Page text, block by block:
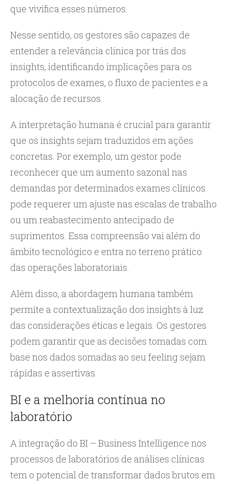
que vivifica esses números.
Nesse sentido, os gestores são capazes de
entender a relevância clínica por trás dos
insights, identificando implicações para os
protocolos de exames, o fluxo de pacientes e a
alocação de recursos.
A interpretação humana é crucial para garantir
que os insights sejam traduzidos em ações
concretas. Por exemplo, um gestor pode
reconhecer que um aumento sazonal nas
demandas por determinados exames clínicos
pode requerer um ajuste nas escalas de trabalho
ou um reabastecimento antecipado de
suprimentos. Essa compreensão vai além do
âmbito tecnológico e entra no terreno prático
das operações laboratoriais.
Além disso, a abordagem humana também
permite a contextualização dos insights à luz
das considerações éticas e legais. Os gestores
podem garantir que as decisões tomadas com
base nos dados somadas ao seu feeling sejam
rápidas e assertivas.
BI e a melhoria contínua no
laboratório
A integração do BI – Business Intelligence nos
processos de laboratórios de análises clínicas
tem o potencial de transformar dados brutos em